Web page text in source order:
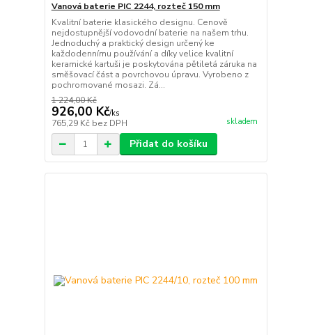
Vanová baterie PIC 2244, rozteč 150 mm
Kvalitní baterie klasického designu. Cenově
nejdostupnější vodovodní baterie na našem trhu.
Jednoduchý a praktický design určený ke
každodennímu používání a díky velice kvalitní
keramické kartuši je poskytována pětiletá záruka na
směšovací část a povrchovou úpravu. Vyrobeno z
pochromované mosazi. Zá...
1 224,00 Kč
926,00 Kč/ks
765,29 Kč bez DPH skladem
Přidat do košíku